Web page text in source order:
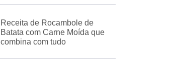
Receita de Rocambole de
Batata com Carne Moída que
combina com tudo